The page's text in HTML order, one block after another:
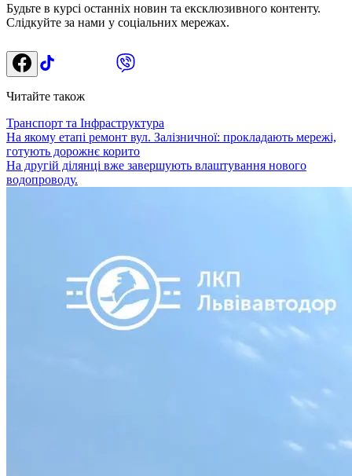
Будьте в курсі останніх новин та ексклюзивного контенту.
Слідкуйте за нами у соціальних мережах.
Читайте також
Транспорт та Інфраструктура
На якому етапі ремонт вул. Залізничної: прокладають мережі,
готують дорожнє корито
На другій ділянці вже завершують влаштування нового
водопроводу.